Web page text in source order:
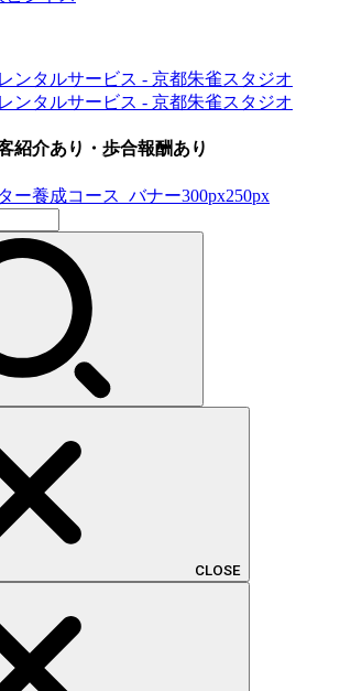
紹介あり・歩合報酬あり
CLOSE